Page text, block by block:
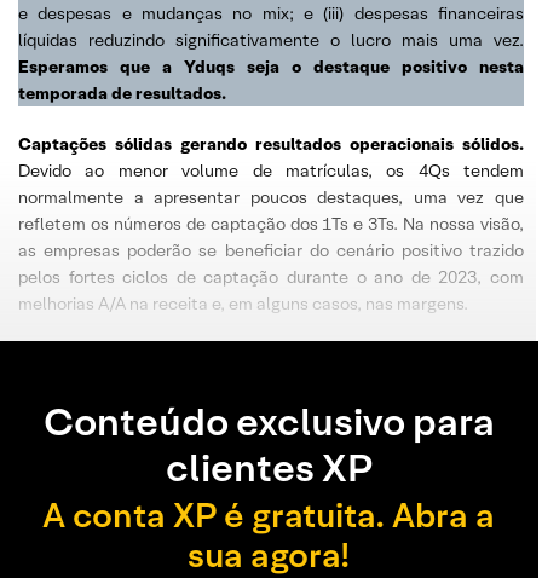
e despesas e mudanças no mix; e (iii) despesas financeiras
líquidas reduzindo significativamente o lucro mais uma vez.
Esperamos que a Yduqs seja o destaque positivo nesta
temporada de resultados.
Captações sólidas gerando resultados operacionais sólidos.
Devido ao menor volume de matrículas, os 4Qs tendem
normalmente a apresentar poucos destaques, uma vez que
refletem os números de captação dos 1Ts e 3Ts. Na nossa visão,
as empresas poderão se beneficiar do cenário positivo trazido
pelos fortes ciclos de captação durante o ano de 2023, com
melhorias A/A na receita e, em alguns casos, nas margens.
Conteúdo exclusivo para
clientes XP
A conta XP é gratuita. Abra a
sua agora!